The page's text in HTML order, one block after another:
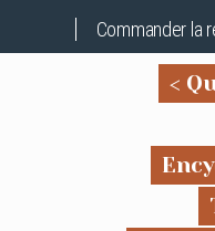
Commander la